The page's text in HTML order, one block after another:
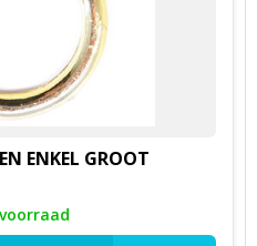
ENKEL GROOT